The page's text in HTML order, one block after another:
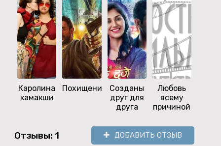
Каролина
камакши
Похищение
Созданы
друг для
друга
Любовь
всему
причиной
Отзывы: 1 ДОБАВИТЬ ОТЗЫВ